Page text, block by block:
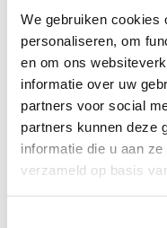
We gebruiken cookies
personaliseren, om
en om ons
informatie over uw
partners voor social
partners kunnen deze
informatie die u aan
verzameld op basis
Extra info